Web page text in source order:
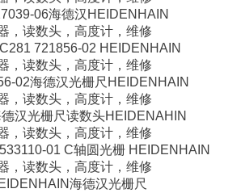
06海德汉HEIDENHAIN
，读数头，高度计，维修
721856-02 HEIDENHAIN
，读数头，高度计，维修
02海德汉光栅尺HEIDENHAIN
，读数头，高度计，维修
汉光栅尺读数头HEIDENAHIN
，读数头，高度计，维修
01 C轴圆光栅 HEIDENHAIN
，读数头，高度计，维修
海德汉光栅尺